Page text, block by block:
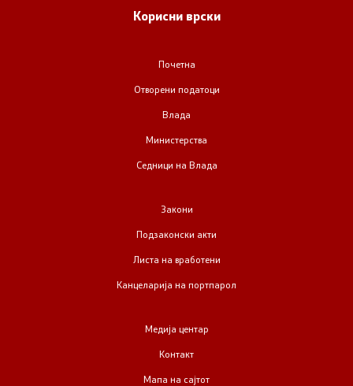
Корисни врски
Почетна
Отворени податоци
Влада
Министерства
Седници на Влада
Закони
Подзаконски акти
Листа на вработени
Канцеларија на портпарол
Медија центар
Контакт
Мапа на сајтот